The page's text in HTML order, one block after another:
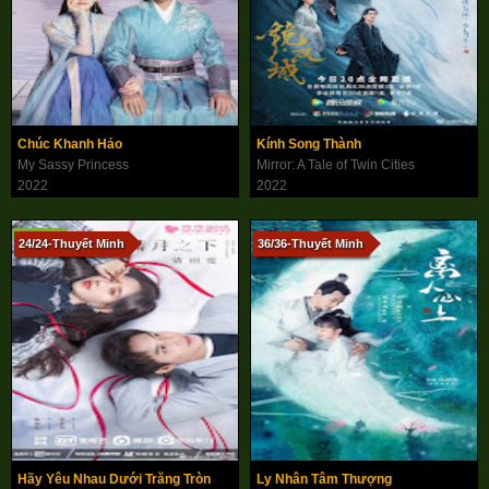
Chúc Khanh Hảo
My Sassy Princess
2022
Kính Song Thành
Mirror: A Tale of Twin Cities
2022
24/24-Thuyết Minh
Hãy Yêu Nhau Dưới Trăng Tròn
36/36-Thuyết Minh
Ly Nhân Tâm Thượng